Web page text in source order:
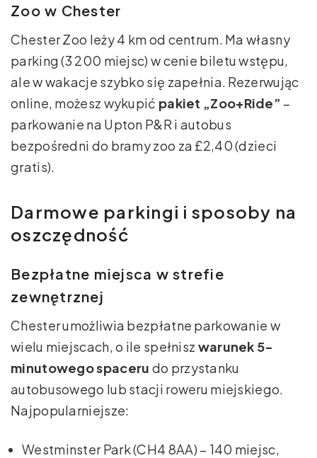
Zoo w Chester
Chester Zoo leży 4 km od centrum. Ma własny
parking (3 200 miejsc) w cenie biletu wstępu,
ale w wakacje szybko się zapełnia. Rezerwując
online, możesz wykupić pakiet „Zoo+Ride” –
parkowanie na Upton P&R i autobus
bezpośredni do bramy zoo za £2,40 (dzieci
gratis).
Darmowe parkingi i sposoby na
oszczędność
Bezpłatne miejsca w strefie
zewnętrznej
Chester umożliwia bezpłatne parkowanie w
wielu miejscach, o ile spełnisz warunek 5-
minutowego spaceru do przystanku
autobusowego lub stacji roweru miejskiego.
Najpopularniejsze:
Westminster Park (CH4 8AA) – 140 miejsc,